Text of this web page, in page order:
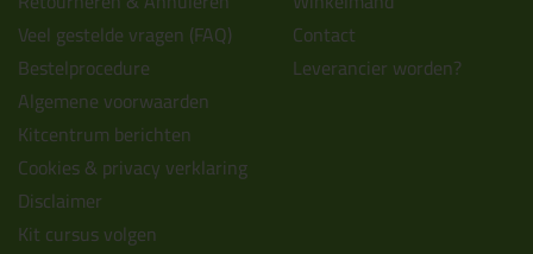
Veel gestelde vragen (FAQ)
Bestelprocedure
Algemene voorwaarden
Kitcentrum berichten
Cookies & privacy verklaring
Disclaimer
Kit cursus volgen
Contact
Leverancier worden?